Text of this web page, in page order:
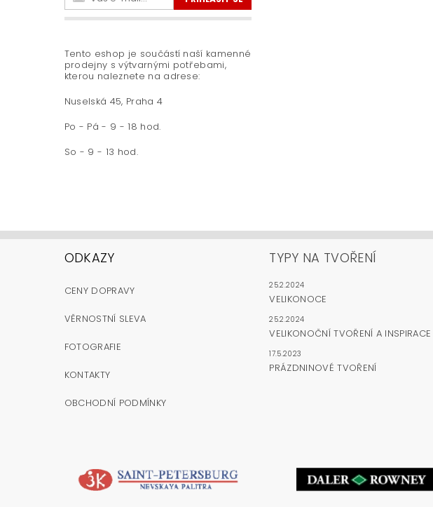
Tento eshop je součástí naší kamenné
prodejny s výtvarnými potřebami,
kterou naleznete na adrese:
Nuselská 45, Praha 4
Po - Pá - 9 - 18 hod.
So - 9 - 13 hod.
ODKAZY
CENY DOPRAVY
VĚRNOSTNÍ SLEVA
FOTOGRAFIE
KONTAKTY
OBCHODNÍ PODMÍNKY
TYPY NA TVOŘENÍ
25.2.2024
VELIKONOCE
25.2.2024
VELIKONOČNÍ TVOŘENÍ A INSPIRACE
17.5.2023
PRÁZDNINOVÉ TVOŘENÍ